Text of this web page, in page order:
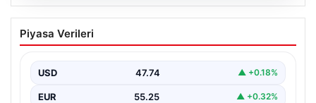
Rapçi Keskin’in Klip Çekimi Nedeniyle
Gözaltına Alınması
bilinen rapçi Yüşa Keskin, klip çekimi sırasında silah…
Piyasa Verileri
USD 47.74 ▲ +0.18%
EUR 55.25 ▲ +0.32%